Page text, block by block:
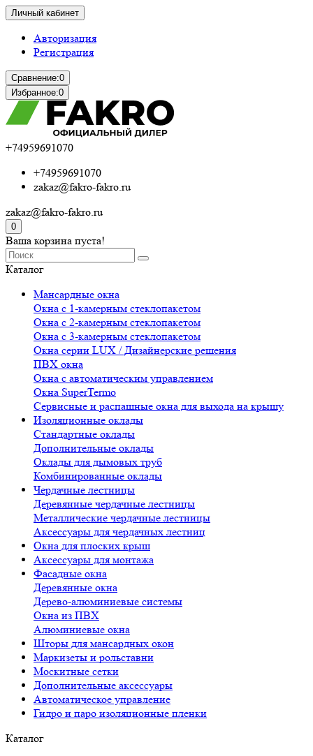
Личный кабинет
Авторизация
Регистрация
Сравнение:0
Избранное:0
+74959691070
+74959691070
zakaz@fakro-fakro.ru
zakaz@fakro-fakro.ru
0
Ваша корзина пуста!
Каталог
Мансардные окна
Окна с 1-камерным стеклопакетом
Окна с 2-камерным стеклопакетом
Окна с 3-камерным стеклопакетом
Окна серии LUX / Дизайнерские решения
ПВХ окна
Окна с автоматическим управлением
Окна SuperTermo
Сервисные и распашные окна для выхода на крышу
Изоляционные оклады
Стандартные оклады
Дополнительные оклады
Оклады для дымовых труб
Комбинированные оклады
Чердачные лестницы
Деревянные чердачные лестницы
Металлические чердачные лестницы
Аксессуары для чердачных лестниц
Окна для плоских крыш
Аксессуары для монтажа
Фасадные окна
Деревянные окна
Дерево-алюминиевые системы
Окна из ПВХ
Алюминиевые окна
Шторы для мансардных окон
Маркизеты и рольставни
Москитные сетки
Дополнительные аксессуары
Автоматическое управление
Гидро и паро изоляционные пленки
Каталог